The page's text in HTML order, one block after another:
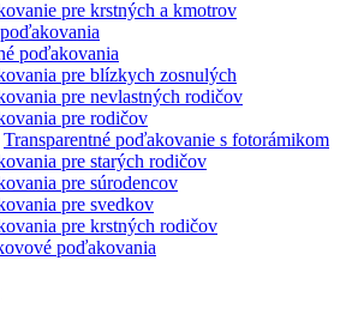
pre krstných a kmotrov
poďakovania
pre blízkych zosnulých
pre nevlastných rodičov
pre rodičov
Transparentné poďakovanie s fotorámikom
pre starých rodičov
pre súrodencov
pre svedkov
pre krstných rodičov
poďakovania